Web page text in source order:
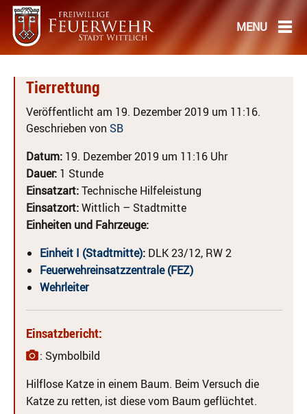
Tierrettung
Veröffentlicht am 19. Dezember 2019 um 11:16.
Geschrieben von SB
Datum: 19. Dezember 2019 um 11:16 Uhr
Dauer: 1 Stunde
Einsatzart:Technische Hilfeleistung
Einsatzort:Wittlich – Stadtmitte
Einheiten und Fahrzeuge:
Einheit I (Stadtmitte): DLK 23/12, RW 2
Feuerwehreinsatzzentrale (FEZ)
Wehrleiter
Einsatzbericht:
: Symbolbild
Hilflose Katze in einem Baum. Beim Versuch die
Katze zu retten, ist diese vom Baum geflüchtet.